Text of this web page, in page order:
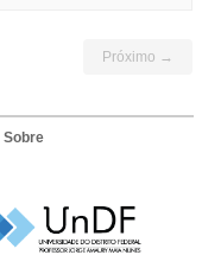
Próximo →
Sobre